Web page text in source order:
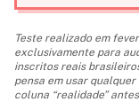
Teste realizado em
exclusivamente para
inscritos reais
pensa em usar
coluna “realidade”